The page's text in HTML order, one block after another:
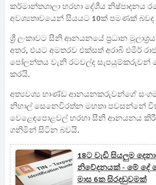
කර්මාන්තශාලා හරහා දේශීය නිෂ්පාදනය
අවශ්‍යතාවයෙන් සියයට 10ක් පමණක් බවද
ශ්‍රී ලංකාවට සීනි ආනයනයේ ප්‍රධාන
අතර, එයට අමතරව එක්සත් අරාබි එමීර්
පෝලන්තය වැනි රටවල්ද සැපයුම්කරුවන්
කරයි.
අත්‍යවශ්‍ය භාණ්ඩ ආනයනකරුවන්ගේ
නිහාල් සෙනෙවිරත්න මහතා පවසන්නේ
වෙළෙඳපොළවල් හරහා සීනි ආනයනය
ගනිමින් සිටින බවයි.
18ට වැඩි සියලුම
නිවේදනයක් - මේ
මාස 6ක සිරදඩුවමක්